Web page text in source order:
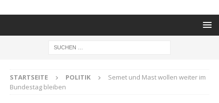
STARTSEITE POLITIK
Semet und Mast wollen weiter im
Bundestag bleiben